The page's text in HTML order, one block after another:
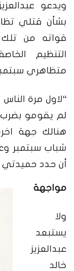
ويدعو
بشأن قتلي
قواته من تلك
التنظيم
متظاهري
“لاول مرة
لم يقومو
هنالك جهة
شباب سبتمبر
أن حدد حميدتي
مواجهة
ولا
يستبعد
عبدالعزيز
خالد